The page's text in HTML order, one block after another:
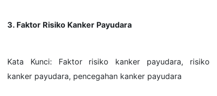
3. Faktor Risiko Kanker Payudara
Kata Kunci: Faktor risiko kanker payudara, risiko
kanker payudara, pencegahan kanker payudara